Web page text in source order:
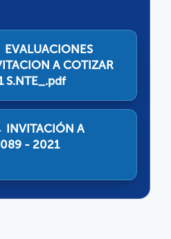
A COTIZAR
S.NTE_.pdf
INVITACIÓN A
- 2021